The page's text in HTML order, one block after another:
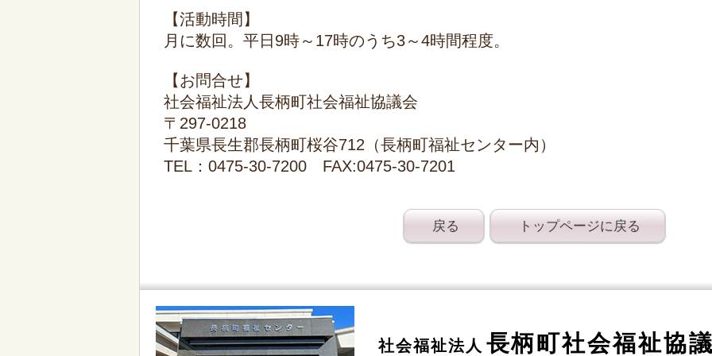
【活動時間】
月に数回。平日9時～17時のうち3～4時間程度。
【お問合せ】
社会福祉法人長柄町社会福祉協議会
〒297-0218
千葉県長生郡長柄町桜谷712（長柄町福祉センター内）
TEL：0475-30-7200 FAX:0475-30-7201
戻る トップページに戻る
社会福祉法人 長柄町社会福祉協